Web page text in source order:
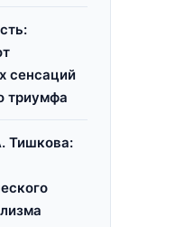
сенсаций
триумфа
Тишкова: